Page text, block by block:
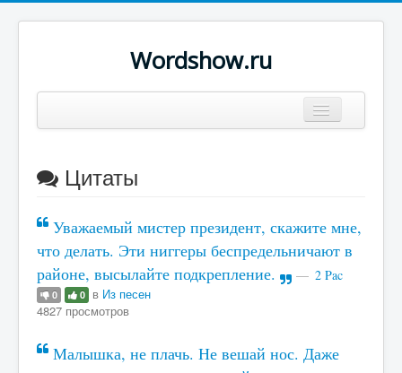
Wordshow.ru
Популярные цитаты
Цитаты
Уважаемый мистер президент, скажите мне,
что делать. Эти ниггеры беспредельничают в
районе, высылайте подкрепление.
2 Pac
0 0 в Из песен
4827 просмотров
Малышка, не плачь. Не вешай нос. Даже